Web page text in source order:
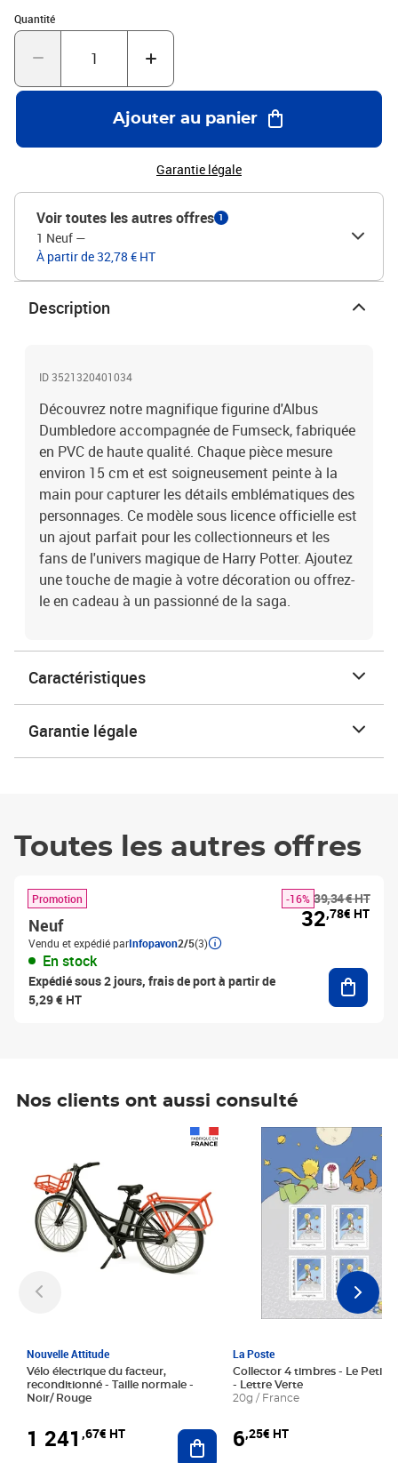
Quantité
Quantité : 1
Ajouter au panier
Garantie légale
Voir toutes les autres offres 1
1 Neuf —
À partir de 32,78 € HT
Description
ID 3521320401034
Découvrez notre magnifique figurine d'Albus
Dumbledore accompagnée de Fumseck, fabriquée
en PVC de haute qualité. Chaque pièce mesure
environ 15 cm et est soigneusement peinte à la
main pour capturer les détails emblématiques des
personnages. Ce modèle sous licence officielle est
un ajout parfait pour les collectionneurs et les
fans de l'univers magique de Harry Potter. Ajoutez
une touche de magie à votre décoration ou offrez-
le en cadeau à un passionné de la saga.
Caractéristiques
Garantie légale
Toutes les autres offres
Promotion
Neuf
Vendu et expédié parInfopavon2/5(3)
En stock
Expédié sous 2 jours, frais de port à partir de
5,29 € HT
39,34 € HT
-16%
32,78€ HT
Nos clients ont aussi consulté
Nouvelle Attitude
Vélo électrique du facteur,
reconditionné - Taille normale -
Noir/ Rouge
1 241 ,67€ HT Ajouter au panier
La Poste
Collector 4 timbres - Le Petit
- Lettre Verte
20g / France
6,25€ HT
Prix 6,25€ HT